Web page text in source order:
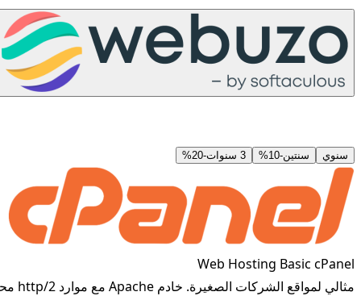
سنوي سنتين-
10% 3 سنوات -
20%
Web Hosting Basic cPanel
مثالي لمواقع الشركات الصغيرة. خادم Apache مع موارد http/2 محسّنة.